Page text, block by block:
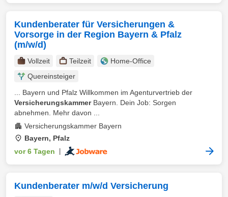
Kundenberater für Versicherungen &
Vorsorge in der Region Bayern & Pfalz
(m/w/d)
Vollzeit Teilzeit
Home-Office
Quereinsteiger
... Bayern und Pfalz Willkommen im Agenturvertrieb der
VersicherungskammerBayern. Dein Job: Sorgen
abnehmen. Mehr davon ...
Versicherungskammer Bayern
Bayern, Pfalz
vor 6 Tagen
Kundenberater m/w/d Versicherung